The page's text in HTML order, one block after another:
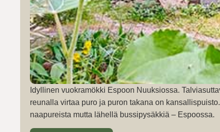
Idyllinen vuokramökki Espoon Nuuksiossa.
reunalla virtaa puro ja puron takana on
naapureista mutta lähellä bussipysäkkiä – Espoossa.